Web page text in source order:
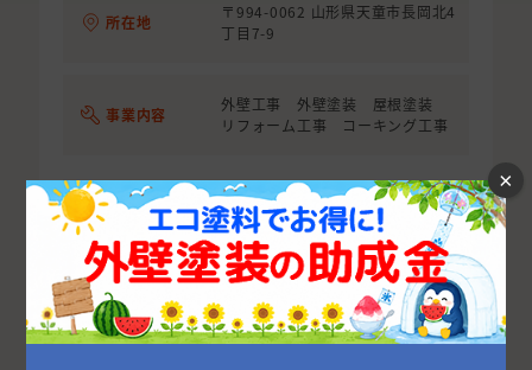
所在地
〒994-0062 山形県天童市長岡北4
丁目7-9
事業内容
外壁工事 外壁塗装 屋根塗装
リフォーム工事 コーキング工事
詳細を見る
お問い合わせ
相場を確認する
×